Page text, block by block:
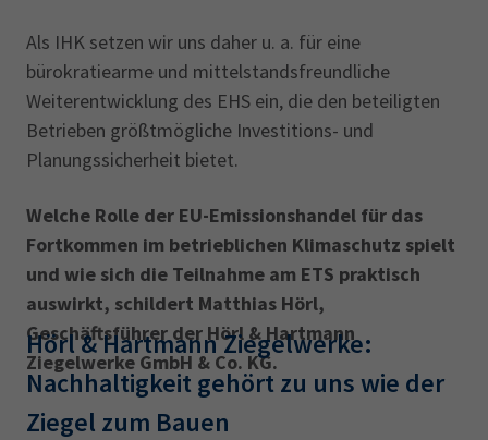
IHK regional
Karriere
Presse
IHK Akademie
Magazin Log-in
34i
Betriebswirt Prüfbericht
Als IHK setzen wir uns daher u. a. für eine
bürokratiearme und mittelstandsfreundliche
Weiterentwicklung des EHS ein, die den beteiligten
Betrieben größtmögliche Investitions- und
Planungssicherheit bietet.
Welche Rolle der EU-Emissionshandel für das
Fortkommen im betrieblichen Klimaschutz spielt
und wie sich die Teilnahme am ETS praktisch
auswirkt, schildert Matthias Hörl,
Geschäftsführer der Hörl & Hartmann
Ziegelwerke GmbH & Co. KG.
Hörl & Hartmann Ziegelwerke:
Nachhaltigkeit gehört zu uns wie der
Ziegel zum ‎Bauen